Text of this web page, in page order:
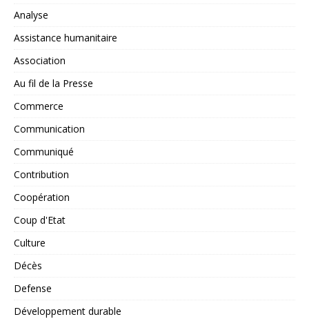
Analyse
Assistance humanitaire
Association
Au fil de la Presse
Commerce
Communication
Communiqué
Contribution
Coopération
Coup d'Etat
Culture
Décès
Defense
Développement durable